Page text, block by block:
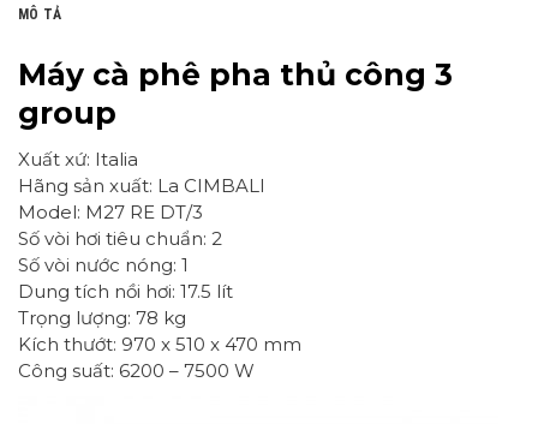
MÔ TẢ
Máy cà phê pha thủ công 3
group
Xuất xứ: Italia
Hãng sản xuất: La CIMBALI
Model: M27 RE DT/3
Số vòi hơi tiêu chuẩn: 2
Số vòi nước nóng: 1
Dung tích nồi hơi: 17.5 lít
Trọng lượng: 78 kg
Kích thướt: 970 x 510 x 470 mm
Công suất: 6200 – 7500 W